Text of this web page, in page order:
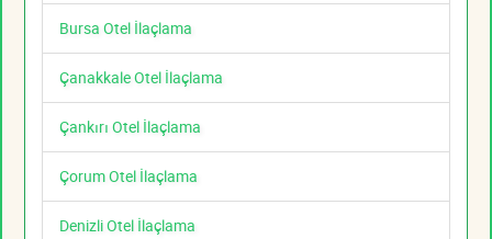
Bursa Otel İlaçlama
Çanakkale Otel İlaçlama
Çankırı Otel İlaçlama
Çorum Otel İlaçlama
Denizli Otel İlaçlama